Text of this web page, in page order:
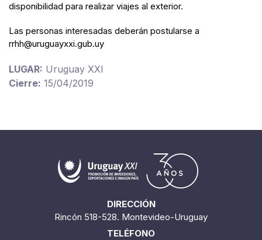
disponibilidad para realizar viajes al exterior.
Las personas interesadas deberán postularse a
rrhh@uruguayxxi.gub.uy
LUGAR: Uruguay XXI
Cierre: 15/04/2019
DIRECCIÓN
Rincón 518-528. Montevideo-Uruguay
TELÉFONO